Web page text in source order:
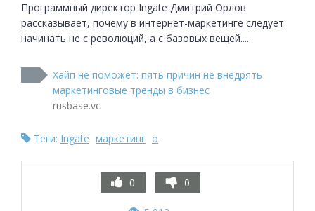
Программный директор Ingate Дмитрий Орлов
рассказывает, почему в интернет-маркетинге следует
начинать не с революций, а с базовых вещей....
Хайп не поможет: пять причин не внедрять
маркетинговые тренды в бизнес
rusbase.vc
Теги: Ingate маркетинг о
0 0